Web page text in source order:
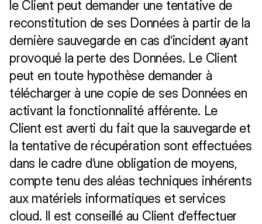
le Client peut demander une tentative de
reconstitution de ses Données à partir de la
dernière sauvegarde en cas d’incident ayant
provoqué la perte des Données. Le Client
peut en toute hypothèse demander à
télécharger à une copie de ses Données en
activant la fonctionnalité afférente. Le
Client est averti du fait que la sauvegarde et
la tentative de récupération sont effectuées
dans le cadre d’une obligation de moyens,
compte tenu des aléas techniques inhérents
aux matériels informatiques et services
cloud. Il est conseillé au Client d’effectuer